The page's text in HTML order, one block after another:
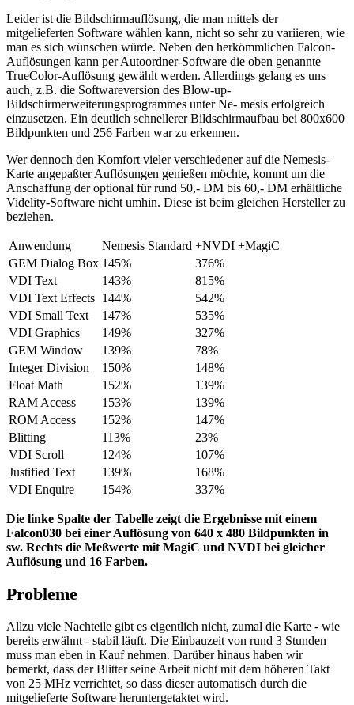
Leider ist die Bildschirmauflösung, die man mittels der
mitgelieferten Software wählen kann, nicht so sehr zu variieren, wie
man es sich wünschen würde. Neben den herkömmlichen Falcon-
Auflösungen kann per Autoordner-Software die oben genannte
TrueColor-Auflösung gewählt werden. Allerdings gelang es uns
auch, z.B. die Softwareversion des Blow-up-
Bildschirmerweiterungsprogrammes unter Ne- mesis erfolgreich
einzusetzen. Ein deutlich schnellerer Bildschirmaufbau bei 800x600
Bildpunkten und 256 Farben war zu erkennen.
Wer dennoch den Komfort vieler verschiedener auf die Nemesis-
Karte angepaßter Auflösungen genießen möchte, kommt um die
Anschaffung der optional für rund 50,- DM bis 60,- DM erhältliche
Videlity-Software nicht umhin. Diese ist beim gleichen Hersteller zu
beziehen.
Anwendung Nemesis Standard +NVDI +MagiC
GEM Dialog Box 145%
376%
VDI Text
143%
815%
VDI Text Effects 144%
542%
VDI Small Text
147%
535%
VDI Graphics
149%
327%
GEM Window
139%
78%
Integer Division
150%
148%
Float Math
152%
139%
RAM Access
153%
139%
ROM Access
152%
147%
Blitting
113%
23%
VDI Scroll
124%
107%
Justified Text
139%
168%
VDI Enquire
154% 337%
Die linke Spalte der Tabelle zeigt die Ergebnisse mit einem
Falcon030 bei einer Auflösung von 640 x 480 Bildpunkten in
sw. Rechts die Meßwerte mit MagiC und NVDI bei gleicher
Auflösung und 16 Farben.
Probleme
Allzu viele Nachteile gibt es eigentlich nicht, zumal die Karte - wie
bereits erwähnt - stabil läuft. Die Einbauzeit von rund 3 Stunden
muss man eben in Kauf nehmen. Darüber hinaus haben wir
bemerkt, dass der Blitter seine Arbeit nicht mit dem höheren Takt
von 25 MHz verrichtet, so dass dieser automatisch durch die
mitgelieferte Software heruntergetaktet wird.